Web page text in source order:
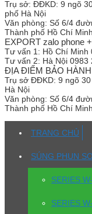
Trụ sở: ĐĐKD: 9 ngõ
phố Hà Nội
Văn phòng: Số 6/4
Thành phố Hồ Chí Minh
EXPORT zalo phone
Tư vấn 1: Hồ Chí Minh
Tư vấn 2: Hà Nội 0983
ĐỊA ĐIỂM BẢO
Trụ sở ĐĐKD: 9 ngõ
Hà Nội
Văn phòng: Số 6/4
Thành phố Hồ Chí Minh
TRANG CHỦ
SÚNG PHUN
SERIES
SERIES